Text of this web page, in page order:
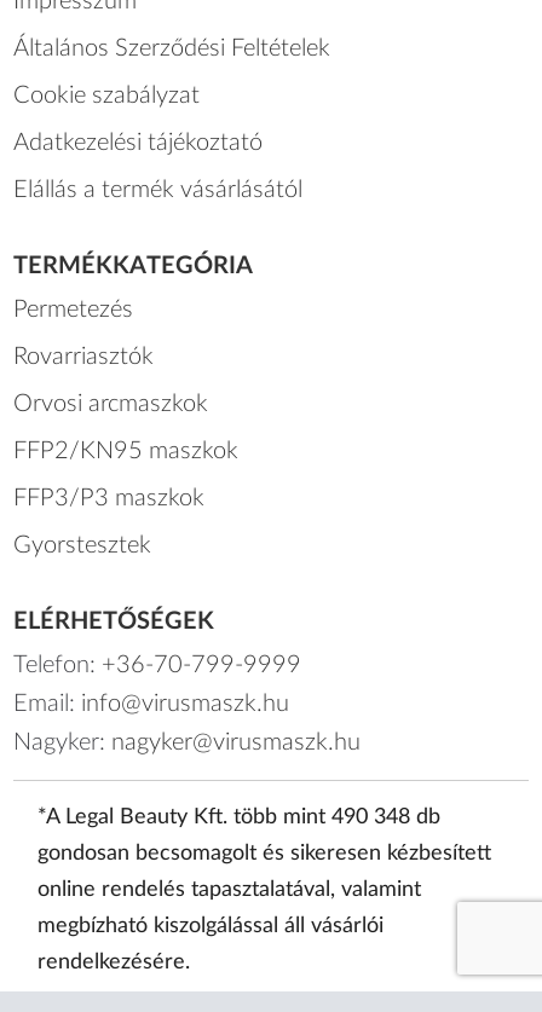
Általános Szerződési Feltételek
Cookie szabályzat
Adatkezelési tájékoztató
Elállás a termék vásárlásától
TERMÉKKATEGÓRIA
Permetezés
Rovarriasztók
Orvosi arcmaszkok
FFP2/KN95 maszkok
FFP3/P3 maszkok
Gyorstesztek
ELÉRHETŐSÉGEK
Telefon: +36-70-799-9999
Email: info@virusmaszk.hu
Nagyker: nagyker@virusmaszk.hu
*A Legal Beauty Kft. több mint 490 348 db
gondosan becsomagolt és sikeresen kézbesített
online rendelés tapasztalatával, valamint
megbízható kiszolgálással áll vásárlói
rendelkezésére.